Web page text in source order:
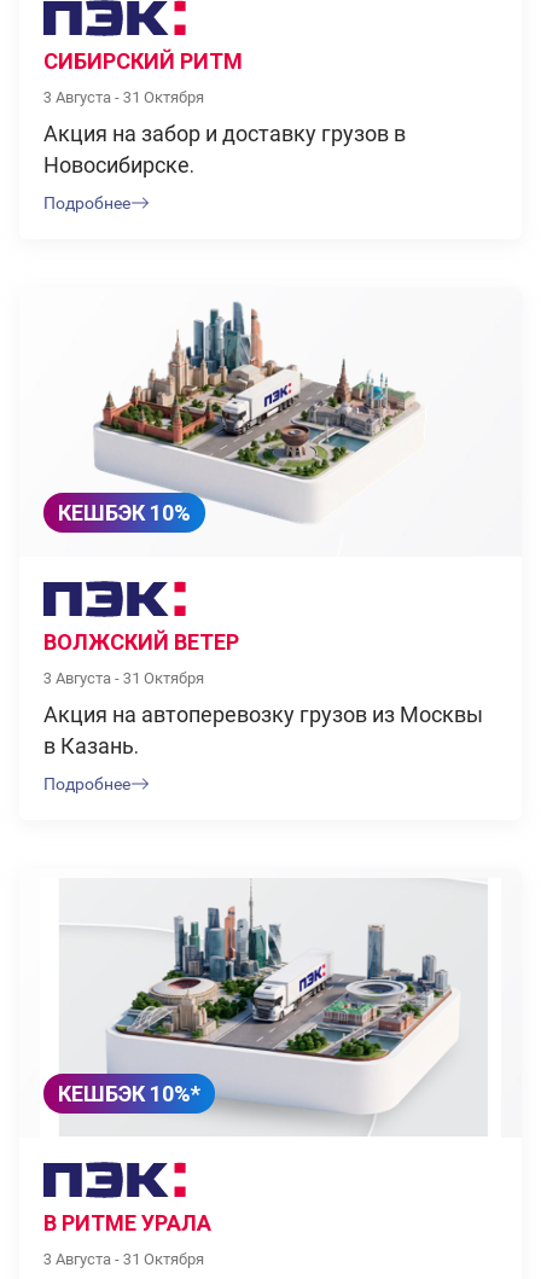
СИБИРСКИЙ РИТМ
3 Августа - 31 Октября
Акция на забор и доставку грузов в
Новосибирске.
Подробнее
КЕШБЭК 10%
ВОЛЖСКИЙ ВЕТЕР
3 Августа - 31 Октября
Акция на автоперевозку грузов из Москвы
в Казань.
Подробнее
КЕШБЭК 10%*
В РИТМЕ УРАЛА
3 Августа - 31 Октября